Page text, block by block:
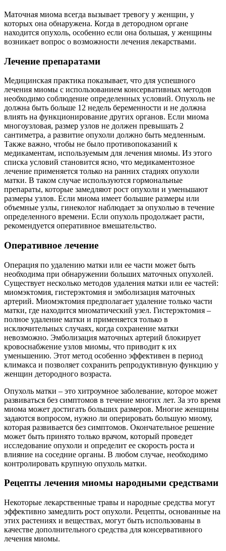
Маточная миома всегда вызывает тревогу у женщин, у
которых она обнаружена. Когда в детородном органе
находится опухоль, особенно если она большая, у женщины
возникает вопрос о возможности лечения лекарствами.
Лечение препаратами
Медицинская практика показывает, что для успешного
лечения миомы с использованием консервативных методов
необходимо соблюдение определенных условий. Опухоль не
должна быть больше 12 недель беременности и не должна
влиять на функционирование других органов. Если миома
многоузловая, размер узлов не должен превышать 2
сантиметра, а развитие опухоли должно быть медленным.
Также важно, чтобы не было противопоказаний к
медикаментам, используемым для лечения миомы. Из этого
списка условий становится ясно, что медикаментозное
лечение применяется только на ранних стадиях опухоли
матки. В таком случае используются гормональные
препараты, которые замедляют рост опухоли и уменьшают
размеры узлов. Если миома имеет большие размеры или
объемные узлы, гинеколог наблюдает за опухолью в течение
определенного времени. Если опухоль продолжает расти,
рекомендуется оперативное вмешательство.
Оперативное лечение
Операция по удалению матки или ее части может быть
необходима при обнаружении больших маточных опухолей.
Существует несколько методов удаления матки или ее частей:
миомэктомия, гистерэктомия и эмболизация маточных
артерий. Миомэктомия предполагает удаление только части
матки, где находится миоматический узел. Гистерэктомия –
полное удаление матки и применяется только в
исключительных случаях, когда сохранение матки
невозможно. Эмболизация маточных артерий блокирует
кровоснабжение узлов миомы, что приводит к их
уменьшению. Этот метод особенно эффективен в период
климакса и позволяет сохранить репродуктивную функцию у
женщин детородного возраста.
Опухоль матки – это хитроумное заболевание, которое может
развиваться без симптомов в течение многих лет. За это время
миома может достигать больших размеров. Многие женщины
задаются вопросом, нужно ли оперировать большую миому,
которая развивается без симптомов. Окончательное решение
может быть принято только врачом, который проведет
исследование опухоли и определит ее скорость роста и
влияние на соседние органы. В любом случае, необходимо
контролировать крупную опухоль матки.
Рецепты лечения миомы народными средствами
Некоторые лекарственные травы и народные средства могут
эффективно замедлить рост опухоли. Рецепты, основанные на
этих растениях и веществах, могут быть использованы в
качестве дополнительного средства для консервативного
лечения миомы.